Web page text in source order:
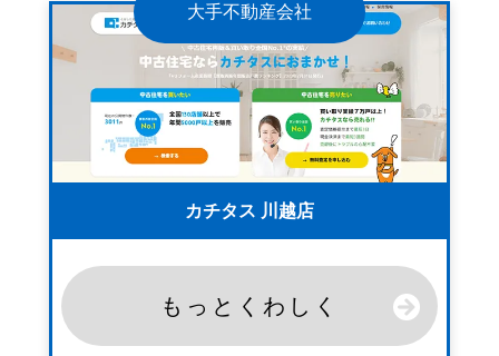
大手不動産会社
カチタス 川越店
もっとくわしく